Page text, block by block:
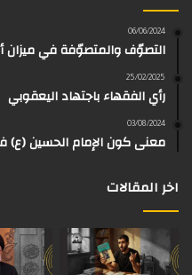
ب
06/06/2024
التصوّف والمتصوّفة في ميزان
25/02/2025
رأي الفقهاء باجتهاد اليعقوبي
03/08/2024
معنى كون الإمام الحسين (ع)
اخر المقالات